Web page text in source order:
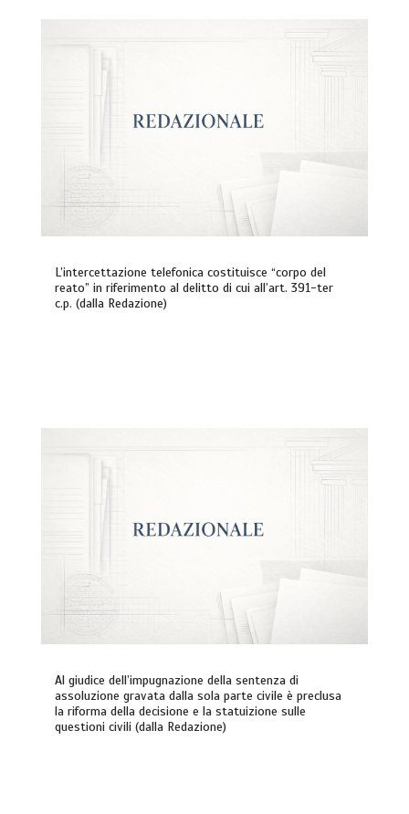
L’intercettazione telefonica costituisce “corpo del
reato” in riferimento al delitto di cui all’art. 391-ter
c.p. (dalla Redazione)
Al giudice dell’impugnazione della sentenza di
assoluzione gravata dalla sola parte civile è preclusa
la riforma della decisione e la statuizione sulle
questioni civili (dalla Redazione)